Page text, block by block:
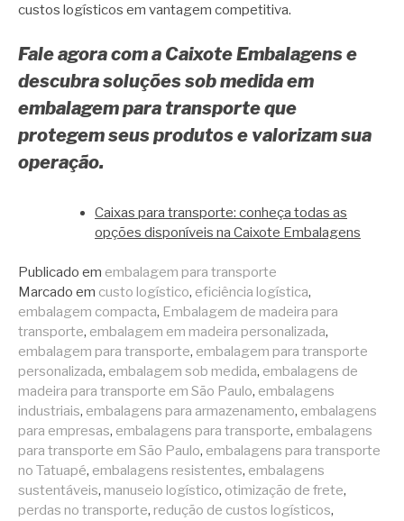
custos logísticos em vantagem competitiva.
Fale agora com a Caixote Embalagens e
descubra soluções sob medida em
embalagem para transporte que
protegem seus produtos e valorizam sua
operação.
Caixas para transporte: conheça todas as
opções disponíveis na Caixote Embalagens
Publicado em embalagem para transporte
Marcado em custo logístico, eficiência logística,
embalagem compacta, Embalagem de madeira para
transporte, embalagem em madeira personalizada,
embalagem para transporte, embalagem para transporte
personalizada, embalagem sob medida, embalagens de
madeira para transporte em São Paulo, embalagens
industriais, embalagens para armazenamento, embalagens
para empresas, embalagens para transporte, embalagens
para transporte em São Paulo, embalagens para transporte
no Tatuapé, embalagens resistentes, embalagens
sustentáveis, manuseio logístico, otimização de frete,
perdas no transporte, redução de custos logísticos,